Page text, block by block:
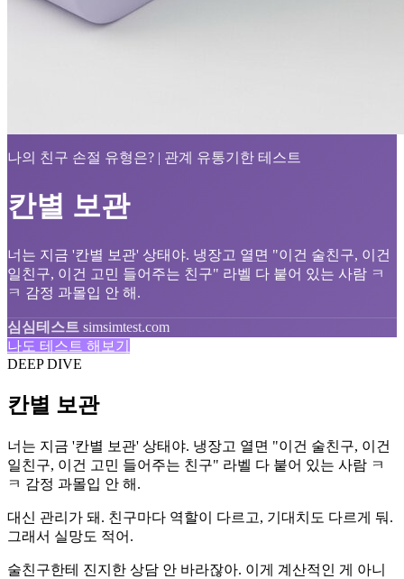
나의 친구 손절 유형은? | 관계 유통기한 테스트
칸별 보관
너는 지금 '칸별 보관' 상태야. 냉장고 열면 "이건 술친구, 이건
일친구, 이건 고민 들어주는 친구" 라벨 다 붙어 있는 사람 ㅋ
ㅋ 감정 과몰입 안 해.
심심테스트 simsimtest.com
나도 테스트 해보기
DEEP DIVE
칸별 보관
너는 지금 '칸별 보관' 상태야. 냉장고 열면 "이건 술친구, 이건
일친구, 이건 고민 들어주는 친구" 라벨 다 붙어 있는 사람 ㅋ
ㅋ 감정 과몰입 안 해.
대신 관리가 돼. 친구마다 역할이 다르고, 기대치도 다르게 둬.
그래서 실망도 적어.
술친구한테 진지한 상담 안 바라잖아. 이게 계산적인 게 아니